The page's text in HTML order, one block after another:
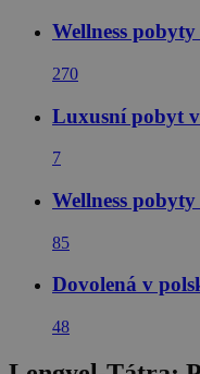
Wellness
270
Luxusní pobyt
7
Wellness
85
Dovolená v
48